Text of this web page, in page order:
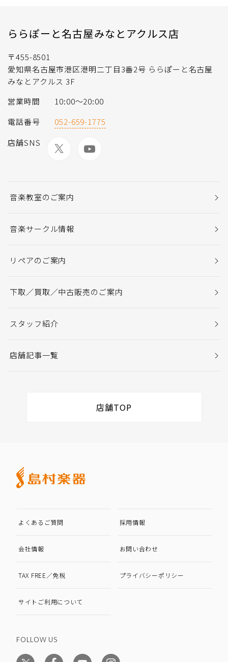
ららぽーと名古屋みなとアクルス店
〒455-8501
愛知県名古屋市港区港明二丁目3番2号 ららぽーと名古屋
みなとアクルス 3F
営業時間
10:00～20:00
電話番号
052-659-1775
店舗SNS
音楽教室のご案内
音楽サークル情報
リペアのご案内
下取／買取／中古販売のご案内
スタッフ紹介
店舗記事一覧
店舗TOP
よくあるご質問 採用情報
会社情報 お問い合わせ
TAX FREE／免税 プライバシーポリシー
サイトご利用について
FOLLOW US